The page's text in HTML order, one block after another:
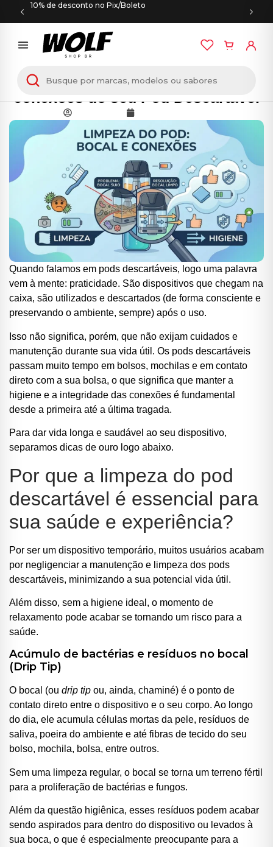
10% de desconto no Pix/Boleto
Como limpar o bocal e as
conexões do seu Pod Descartável
Quando falamos em pods descartáveis, logo uma palavra
vem à mente: praticidade. São dispositivos que chegam na
caixa, são utilizados e descartados (de forma consciente e
preservando o ambiente, sempre) após o uso.
Isso não significa, porém, que não exijam cuidados e
manutenção durante sua vida útil. Os pods descartáveis
passam muito tempo em bolsos, mochilas e em contato
direto com a sua bolsa, o que significa que manter a
higiene e a integridade das conexões é fundamental
desde a primeira até a última tragada.
Para dar vida longa e saudável ao seu dispositivo,
separamos dicas de ouro logo abaixo.
Por que a limpeza do pod
descartável é essencial para
sua saúde e experiência?
Por ser um dispositivo temporário, muitos usuários acabam
por negligenciar a manutenção e limpeza dos pods
descartáveis, minimizando a sua potencial vida útil.
Além disso, sem a higiene ideal, o momento de
relaxamento pode acabar se tornando um risco para a
saúde.
Acúmulo de bactérias e resíduos no bocal
(Drip Tip)
O bocal (ou drip tip ou, ainda, chaminé) é o ponto de
contato direto entre o dispositivo e o seu corpo. Ao longo
do dia, ele acumula células mortas da pele, resíduos de
saliva, poeira do ambiente e até fibras de tecido do seu
bolso, mochila, bolsa, entre outros.
Sem uma limpeza regular, o bocal se torna um terreno fértil
para a proliferação de bactérias e fungos.
Além da questão higiênica, esses resíduos podem acabar
sendo aspirados para dentro do dispositivo ou levados à
sua boca, o que é especialmente preocupante para a